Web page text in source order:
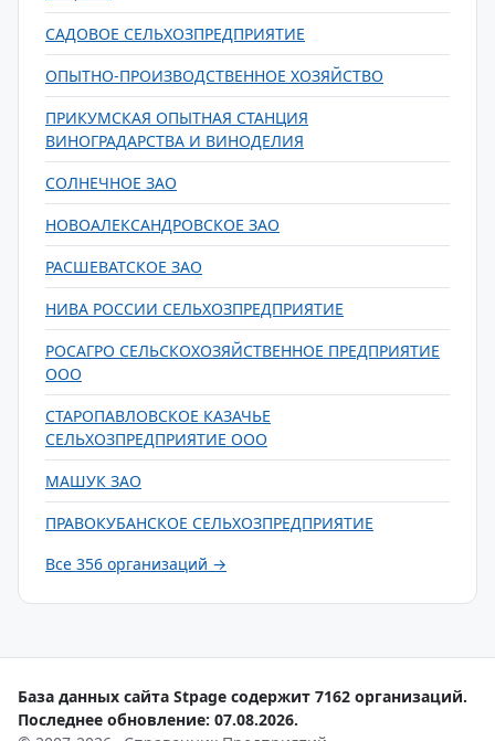
САДОВОЕ СЕЛЬХОЗПРЕДПРИЯТИЕ
ОПЫТНО-ПРОИЗВОДСТВЕННОЕ ХОЗЯЙСТВО
ПРИКУМСКАЯ ОПЫТНАЯ СТАНЦИЯ
ВИНОГРАДАРСТВА И ВИНОДЕЛИЯ
СОЛНЕЧНОЕ ЗАО
НОВОАЛЕКСАНДРОВСКОЕ ЗАО
РАСШЕВАТСКОЕ ЗАО
НИВА РОССИИ СЕЛЬХОЗПРЕДПРИЯТИЕ
РОСАГРО СЕЛЬСКОХОЗЯЙСТВЕННОЕ ПРЕДПРИЯТИЕ
ООО
СТАРОПАВЛОВСКОЕ КАЗАЧЬЕ
СЕЛЬХОЗПРЕДПРИЯТИЕ ООО
МАШУК ЗАО
ПРАВОКУБАНСКОЕ СЕЛЬХОЗПРЕДПРИЯТИЕ
Все 356 организаций →
База данных сайта Stpage содержит 7162 организаций.
Последнее обновление: 07.08.2026.